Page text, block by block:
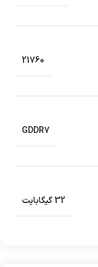
21760
GDDR7
32 گیگابایت